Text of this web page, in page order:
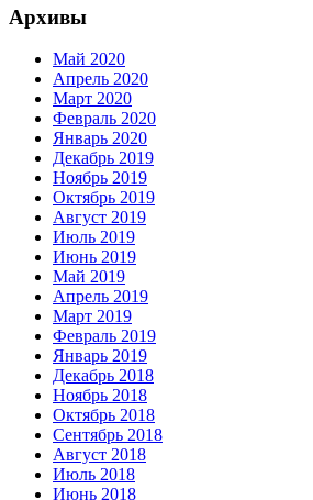
Архивы
Май 2020
Апрель 2020
Март 2020
Февраль 2020
Январь 2020
Декабрь 2019
Ноябрь 2019
Октябрь 2019
Август 2019
Июль 2019
Июнь 2019
Май 2019
Апрель 2019
Март 2019
Февраль 2019
Январь 2019
Декабрь 2018
Ноябрь 2018
Октябрь 2018
Сентябрь 2018
Август 2018
Июль 2018
Июнь 2018